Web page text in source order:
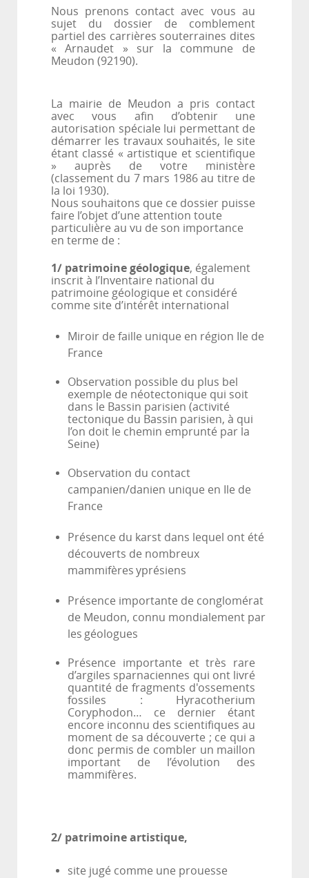
Nous prenons contact avec vous au
sujet du dossier de comblement
partiel des carrières souterraines dites
« Arnaudet » sur la commune de
Meudon (92190).
La mairie de Meudon a pris contact
avec vous afin d’obtenir une
autorisation spéciale lui permettant de
démarrer les travaux souhaités, le site
étant classé « artistique et scientifique
» auprès de votre ministère
(classement du 7 mars 1986 au titre de
la loi 1930).
Nous souhaitons que ce dossier puisse
faire l’objet d’une attention toute
particulière au vu de son importance
en terme de :
1/ patrimoine géologique, également
inscrit à l’Inventaire national du
patrimoine géologique et considéré
comme site d’intérêt international
Miroir de faille unique en région Ile de
France
Observation possible du plus bel
exemple de néotectonique qui soit
dans le Bassin parisien (activité
tectonique du Bassin parisien, à qui
l’on doit le chemin emprunté par la
Seine)
Observation du contact
campanien/danien unique en Ile de
France
Présence du karst dans lequel ont été
découverts de nombreux
mammifères yprésiens
Présence importante de conglomérat
de Meudon, connu mondialement par
les géologues
Présence importante et très rare
d’argiles sparnaciennes qui ont livré
quantité de fragments d'ossements
fossiles : Hyracotherium
Coryphodon… ce dernier étant
encore inconnu des scientifiques au
moment de sa découverte ; ce qui a
donc permis de combler un maillon
important de l’évolution des
mammifères.
2/ patrimoine artistique,
site jugé comme une prouesse